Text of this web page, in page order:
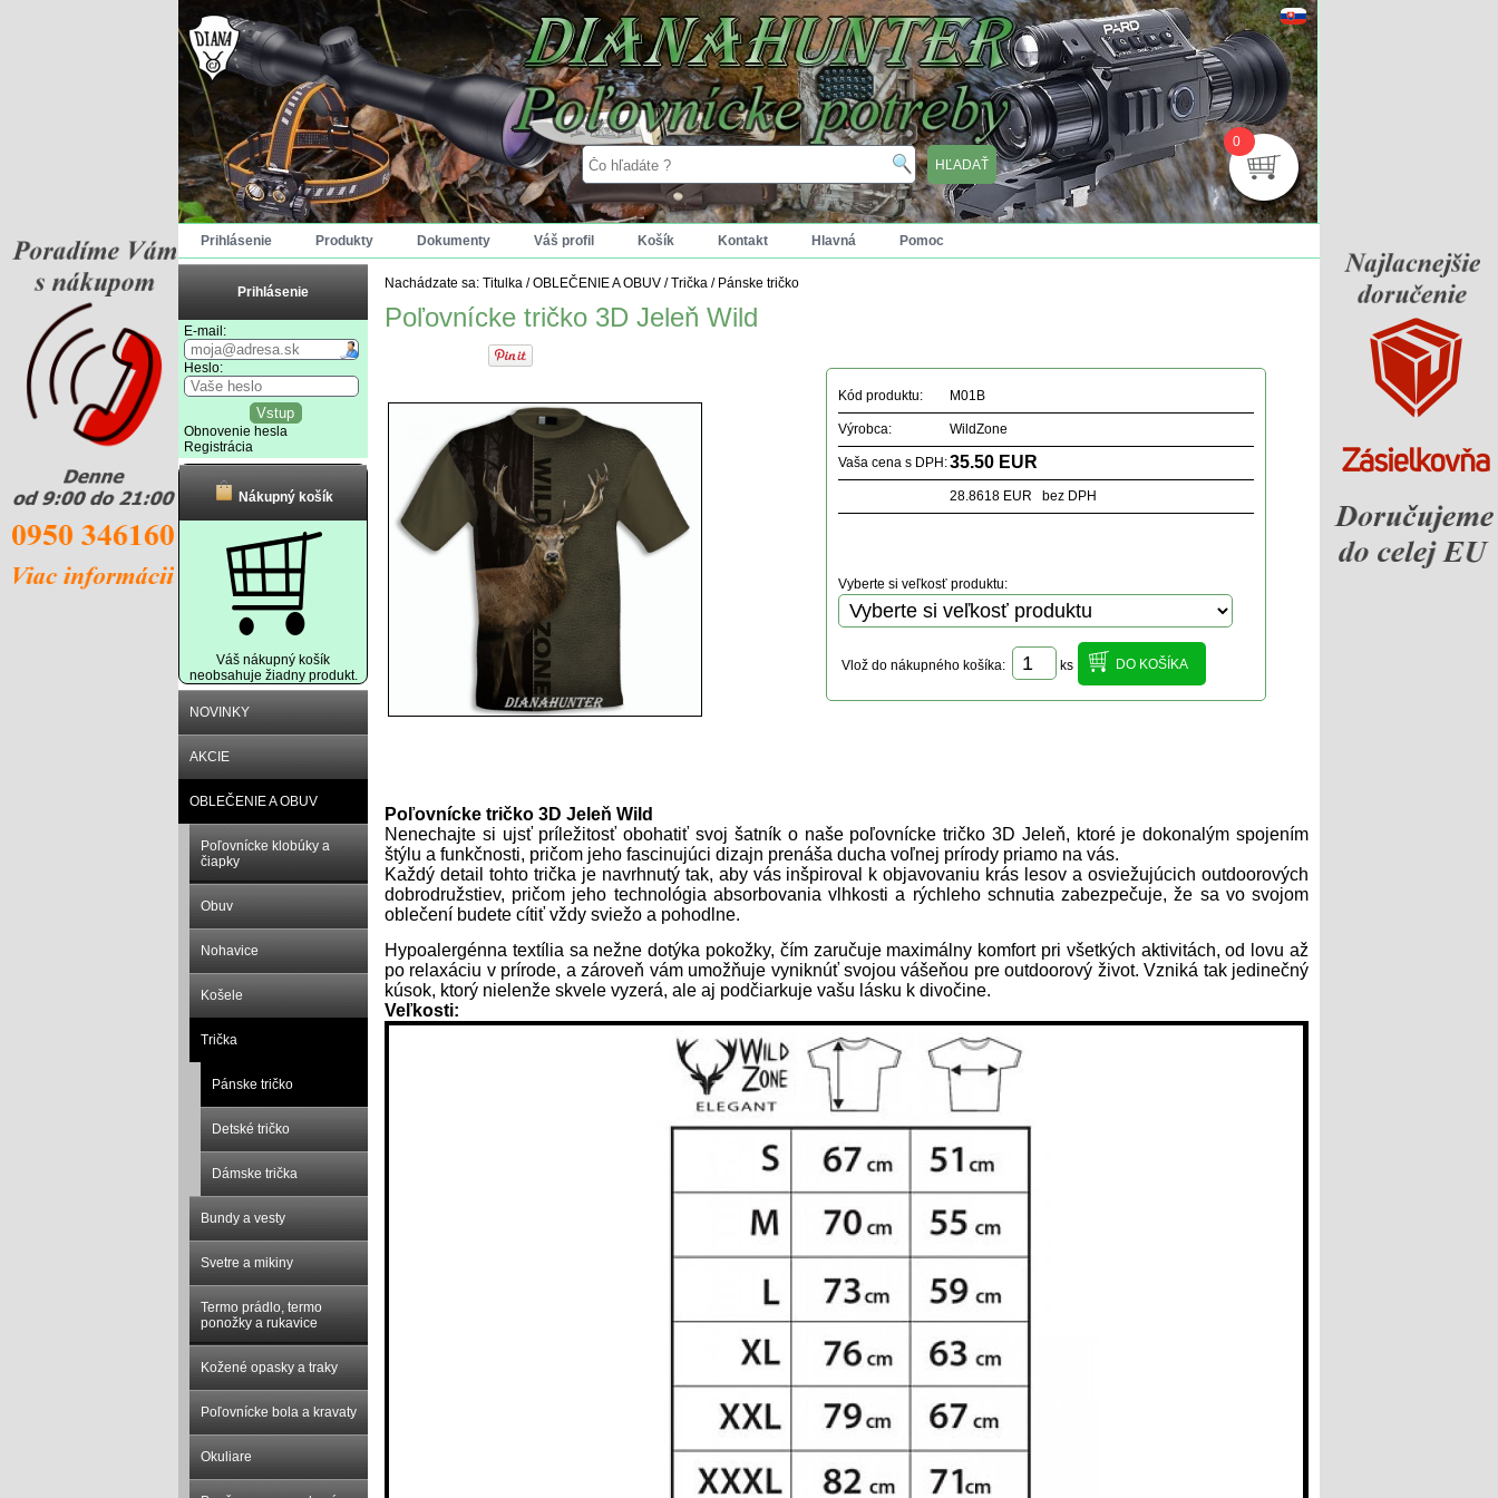
0
Prihlásenie Produkty Dokumenty Váš profil Košík Kontakt Hlavná Pomoc
Prihlásenie
E-mail:
Heslo:
Obnovenie hesla
Registrácia
Nákupný košík
Váš nákupný košík
neobsahuje žiadny produkt.
NOVINKY
AKCIE
OBLEČENIE A OBUV
Poľovnícke klobúky a
čiapky
Obuv
Nohavice
Košele
Trička
Pánske tričko
Detské tričko
Dámske trička
Bundy a vesty
Svetre a mikiny
Termo prádlo, termo
ponožky a rukavice
Kožené opasky a traky
Poľovnícke bola a kravaty
Okuliare
Nachádzate sa: Titulka /OBLEČENIE A OBUV /Trička / Pánske tričko
Poľovnícke tričko 3D Jeleň Wild
Kód produktu: M01B
Výrobca: WildZone
Vaša cena s DPH:35.50 EUR
28.8618 EUR bez DPH
Vyberte si veľkosť produktu:
Vlož do nákupného košíka: ks
Poľovnícke tričko 3D Jeleň Wild
Nenechajte si ujsť príležitosť obohatiť svoj šatník o naše poľovnícke tričko 3D Jeleň, ktoré je dokonalým spojením
štýlu a funkčnosti, pričom jeho fascinujúci dizajn prenáša ducha voľnej prírody priamo na vás.
Každý detail tohto trička je navrhnutý tak, aby vás inšpiroval k objavovaniu krás lesov a osviežujúcich outdoorových
dobrodružstiev, pričom jeho technológia absorbovania vlhkosti a rýchleho schnutia zabezpečuje, že sa vo svojom
oblečení budete cítiť vždy sviežo a pohodlne.
Hypoalergénna textília sa nežne dotýka pokožky, čím zaručuje maximálny komfort pri všetkých aktivitách, od lovu až
po relaxáciu v prírode, a zároveň vám umožňuje vyniknúť svojou vášeňou pre outdoorový život. Vzniká tak jedinečný
kúsok, ktorý nielenže skvele vyzerá, ale aj podčiarkuje vašu lásku k divočine.
Veľkosti: